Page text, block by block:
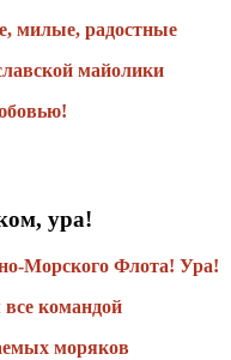
милые, радостные
майолики
ура!
Морского Флота! Ура!
командой
моряков